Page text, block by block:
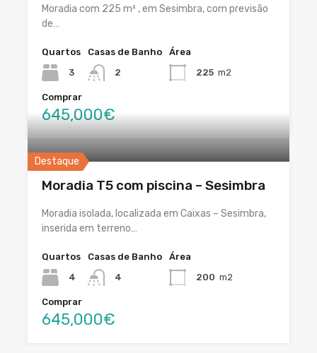
Moradia com 225 m² , em Sesimbra, com previsão
de…
Quartos
3
Casas de Banho
2
Área
225 m2
Comprar
645,000€
Destaque
Moradia T5 com piscina – Sesimbra
Moradia isolada, localizada em Caixas – Sesimbra,
inserida em terreno…
Quartos
4
Casas de Banho
4
Área
200 m2
Comprar
645,000€